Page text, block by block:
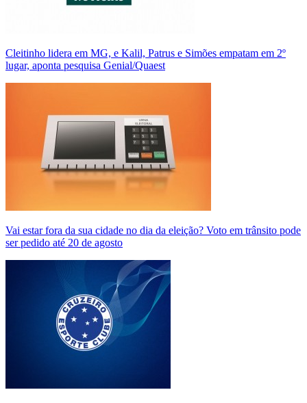
Cleitinho lidera em MG, e Kalil, Patrus e Simões empatam em 2º
lugar, aponta pesquisa Genial/Quaest
Vai estar fora da sua cidade no dia da eleição? Voto em trânsito pode
ser pedido até 20 de agosto